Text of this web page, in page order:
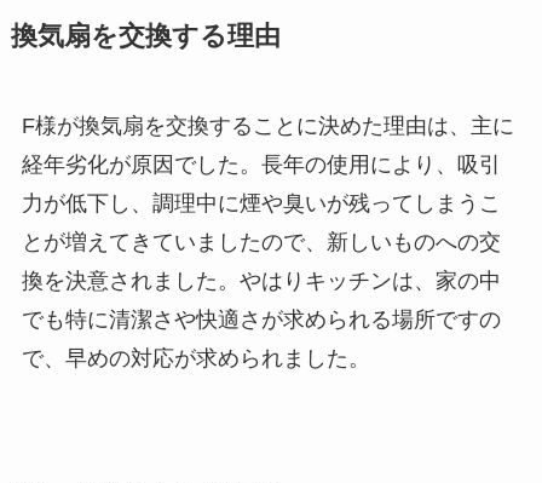
換気扇を交換する理由
F様が換気扇を交換することに決めた理由は、主に
経年劣化が原因でした。長年の使用により、吸引
力が低下し、調理中に煙や臭いが残ってしまうこ
とが増えてきていましたので、新しいものへの交
換を決意されました。やはりキッチンは、家の中
でも特に清潔さや快適さが求められる場所ですの
で、早めの対応が求められました。